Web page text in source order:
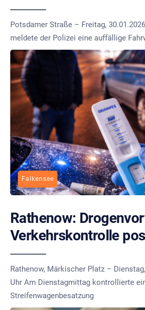
Potsdamer Straße – Freitag,
meldete der Polizei eine auffällige
Falkensee
Rathenow:
Verkehrskontrolle
Rathenow, Märkischer Platz –
Uhr Am Dienstagmittag kontrollierte
Streifenwagenbesatzung